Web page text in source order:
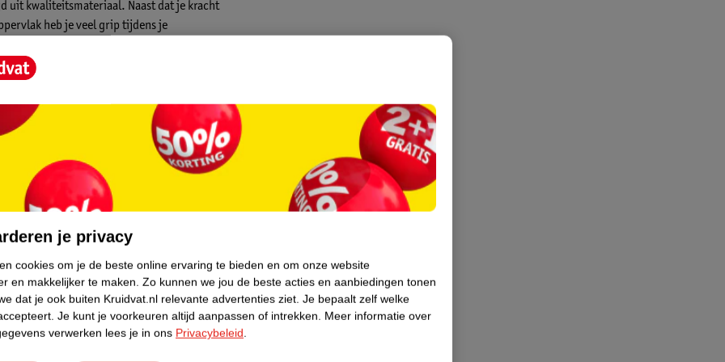
uit kwaliteitsmateriaal. Naast dat je kracht
heb je veel grip tijdens je
is ook erg goed te gebruiken voor de
5 kg, hierdoor is er altijd een passend
gewichten en diameters
De fitnessapparaten en
je privacy
cookies om je de beste online ervaring te bieden en om onze website
en makkelijker te maken. Zo kunnen we jou de beste acties en aanbiedingen tonen
dat je ook buiten Kruidvat.nl relevante advertenties ziet. Je bepaalt zelf welke
Je kunt je voorkeuren altijd aanpassen of intrekken. Meer informatie over
verwerken lees je in ons Privacybeleid.